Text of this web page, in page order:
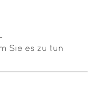
Sie es zu tun